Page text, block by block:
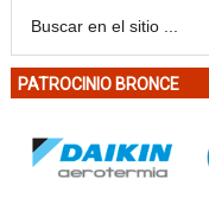
PATROCINIO BRONCE